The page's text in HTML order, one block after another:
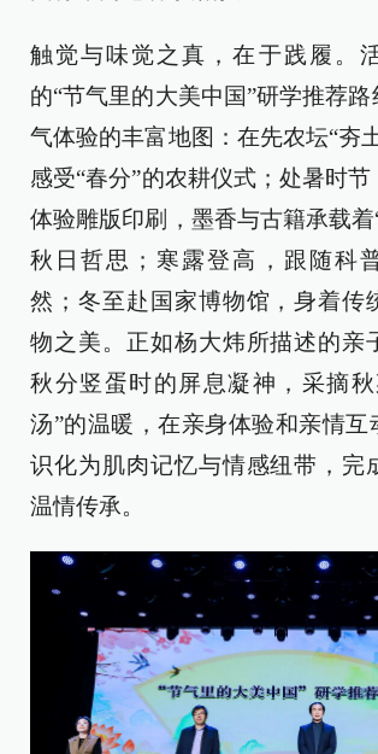
触觉与味觉之真，在于践履。
的“节气里的大美中国”研学推荐
气体验的丰富地图：在先农坛“夯
感受“春分”的农耕仪式；处暑时
体验雕版印刷，墨香与古籍承载着
秋日哲思；寒露登高，跟随科
然；冬至赴国家博物馆，身着传
物之美。正如杨大炜所描述的亲
秋分竖蛋时的屏息凝神，采摘
汤”的温暖，在亲身体验和亲情互
识化为肌肉记忆与情感纽带，完
温情传承。